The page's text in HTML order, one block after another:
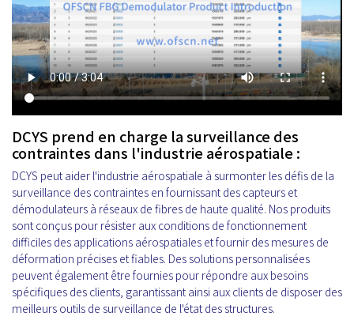
DCYS prend en charge la surveillance des
contraintes dans l'industrie aérospatiale :
DCYS peut aider l'industrie aérospatiale à surmonter les défis de la
surveillance des contraintes en fournissant des capteurs et
démodulateurs à réseaux de fibres de haute qualité. Nos produits
sont conçus pour résister aux conditions de fonctionnement
difficiles des applications aérospatiales et fournir des mesures de
déformation précises et fiables. Des solutions personnalisées
peuvent également être fournies pour répondre aux besoins
spécifiques des clients, garantissant ainsi aux clients de disposer des
meilleurs outils de surveillance de l'état des structures.